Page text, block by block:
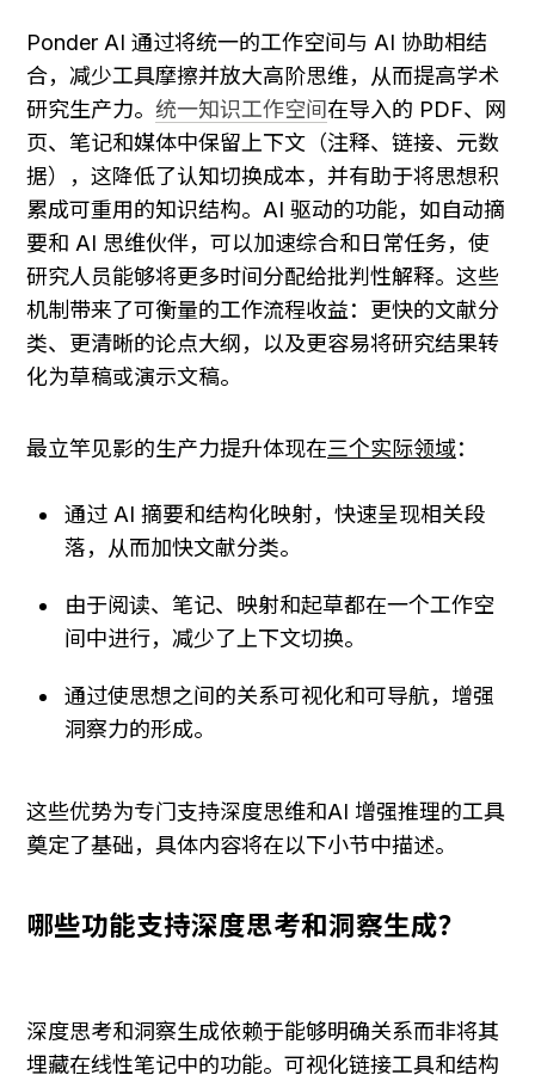
Ponder AI 通过将统一的工作空间与 AI 协助相结
合，减少工具摩擦并放大高阶思维，从而提高学术
研究生产力。 统一知识工作空间在导入的 PDF、网
页、笔记和媒体中保留上下文（注释、链接、元数
据），这降低了认知切换成本，并有助于将思想积
累成可重用的知识结构。AI 驱动的功能，如自动摘
要和 AI 思维伙伴，可以加速综合和日常任务，使
研究人员能够将更多时间分配给批判性解释。这些
机制带来了可衡量的工作流程收益：更快的文献分
类、更清晰的论点大纲，以及更容易将研究结果转
化为草稿或演示文稿。
最立竿见影的生产力提升体现在三个实际领域：
通过 AI 摘要和结构化映射，快速呈现相关段
落，从而加快文献分类。
由于阅读、笔记、映射和起草都在一个工作空
间中进行，减少了上下文切换。
通过使思想之间的关系可视化和可导航，增强
洞察力的形成。
这些优势为专门支持深度思维和AI 增强推理的工具
奠定了基础，具体内容将在以下小节中描述。
哪些功能支持深度思考和洞察生成？
深度思考和洞察生成依赖于能够明确关系而非将其
埋藏在线性笔记中的功能。可视化链接工具和结构